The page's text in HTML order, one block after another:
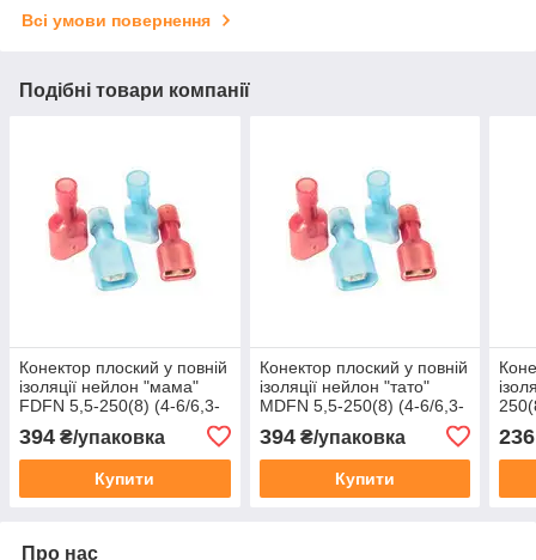
Всі умови повернення
Подібні товари компанії
Конектор плоский у повній
ізоляції нейлон "мама"
FDFN 5,5-250(8) (4-6/6,3-
394 ₴/упаковка
Купити
Конектор плоский у повній
ізоляції нейлон "тато"
MDFN 5,5-250(8) (4-6/6,3-
394₴/упаковка
Купити
236
Про нас